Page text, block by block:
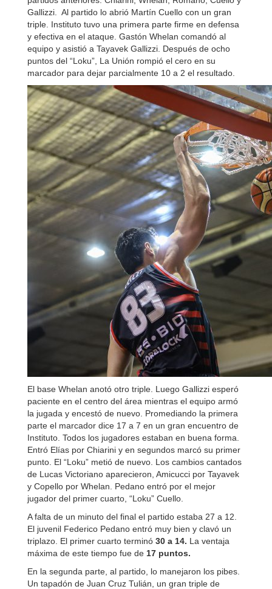
Gallizzi. Al partido lo abrió Martín Cuello con un gran
triple. Instituto tuvo una primera parte firme en defensa
y efectiva en el ataque. Gastón Whelan comandó al
equipo y asistió a Tayavek Gallizzi. Después de ocho
puntos del “Loku”, La Unión rompió el cero en su
marcador para dejar parcialmente 10 a 2 el resultado.
El base Whelan anotó otro triple. Luego Gallizzi esperó
paciente en el centro del área mientras el equipo armó
la jugada y encestó de nuevo. Promediando la primera
parte el marcador dice 17 a 7 en un gran encuentro de
Instituto. Todos los jugadores estaban en buena forma.
Entró Elías por Chiarini y en segundos marcó su primer
punto. El “Loku” metió de nuevo. Los cambios cantados
de Lucas Victoriano aparecieron, Amicucci por Tayavek
y Copello por Whelan. Pedano entró por el mejor
jugador del primer cuarto, “Loku” Cuello.
A falta de un minuto del final el partido estaba 27 a 12.
El juvenil Federico Pedano entró muy bien y clavó un
triplazo. El primer cuarto terminó 30 a 14. La ventaja
máxima de este tiempo fue de 17 puntos.
En la segunda parte, al partido, lo manejaron los pibes.
Un tapadón de Juan Cruz Tulián, un gran triple de